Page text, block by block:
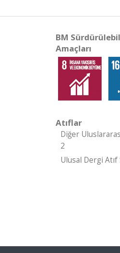
BM
Amaçları
Atıflar
Diğer
2
Ulusal Dergi Atıf